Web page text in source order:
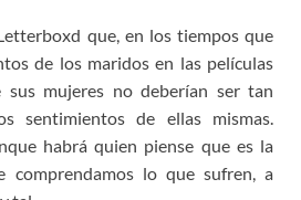
que, en los tiempos que
de los maridos en las películas
mujeres no deberían ser tan
sentimientos de ellas mismas.
habrá quien piense que es la
comprendamos lo que sufren, a